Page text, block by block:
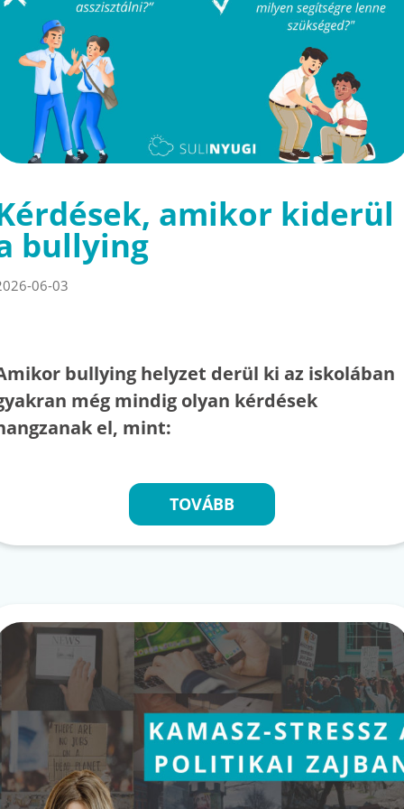
amikor kiderül
bullying
06-03
bullying helyzet derül ki az iskolában
még mindig olyan kérdések
el, mint:
TOVÁBB